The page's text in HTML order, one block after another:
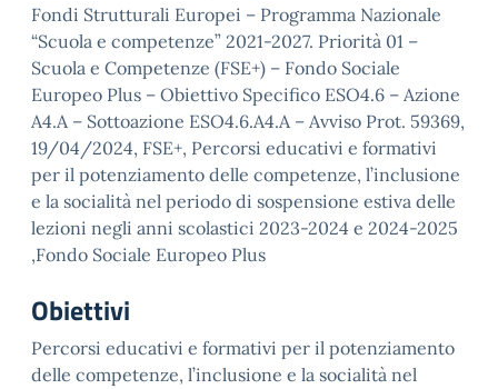
Fondi Strutturali Europei – Programma Nazionale
“Scuola e competenze” 2021-2027. Priorità 01 –
Scuola e Competenze (FSE+) – Fondo Sociale
Europeo Plus – Obiettivo Specifico ESO4.6 – Azione
A4.A – Sottoazione ESO4.6.A4.A – Avviso Prot. 59369,
19/04/2024, FSE+, Percorsi educativi e formativi
per il potenziamento delle competenze, l’inclusione
e la socialità nel periodo di sospensione estiva delle
lezioni negli anni scolastici 2023-2024 e 2024-2025
,Fondo Sociale Europeo Plus
Obiettivi
Percorsi educativi e formativi per il potenziamento
delle competenze, l’inclusione e la socialità nel